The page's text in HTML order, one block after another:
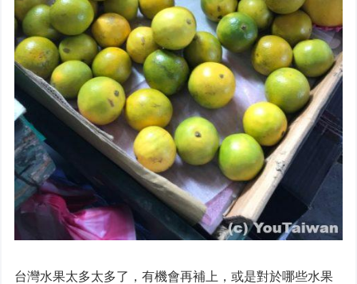
台灣水果太多太多了，有機會再補上，或是對於哪些水果